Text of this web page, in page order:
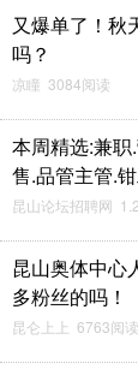
又爆单了！秋
吗？
凉瞳 3084阅读
本周精选:兼
售.品管主管.
昆山论坛招聘网
昆山奥体中心
多粉丝的吗！
昆仑上上 6763阅读